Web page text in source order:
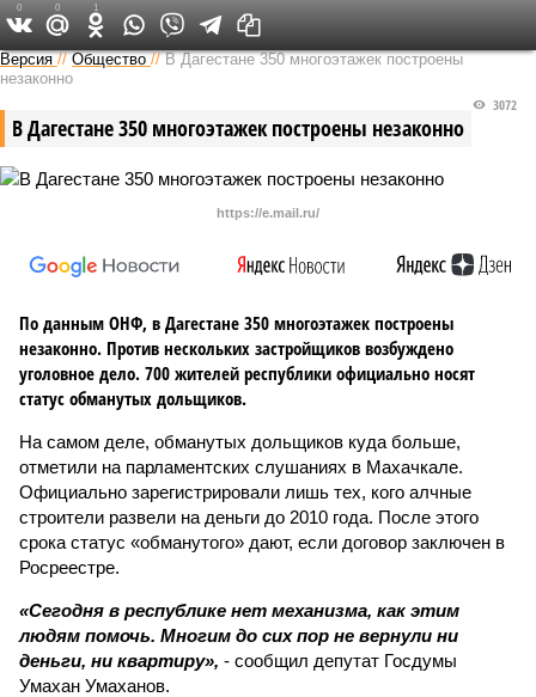
Версия на Кавказе
Версия //Общество //В Дагестане 350 многоэтажек построены
незаконно
В Дагестане 350 многоэтажек построены незаконно
3072
https://e.mail.ru/
По данным ОНФ, в Дагестане 350 многоэтажек построены
незаконно. Против нескольких застройщиков возбуждено
уголовное дело. 700 жителей республики официально носят
статус обманутых дольщиков.
На самом деле, обманутых дольщиков куда больше,
отметили на парламентских слушаниях в Махачкале.
Официально зарегистрировали лишь тех, кого алчные
строители развели на деньги до 2010 года. После этого
срока статус «обманутого» дают, если договор заключен в
Росреестре.
«Сегодня в республике нет механизма, как этим
людям помочь. Многим до сих пор не вернули ни
деньги, ни квартиру», - сообщил депутат Госдумы
Умахан Умаханов.
0 0 1